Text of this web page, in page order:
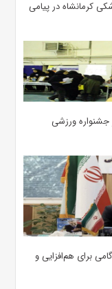
کرمانشاه در پیامی
جشنواره ورزشی
برای هم‌افزایی و